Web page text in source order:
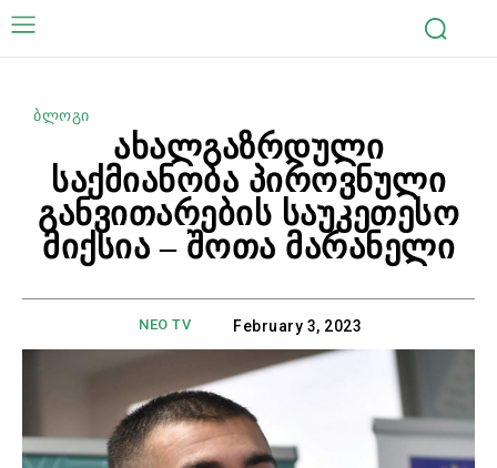
ბლოგი
ახალგაზრდული
საქმიანობა პიროვნული
განვითარების საუკეთესო
მიქსია – შოთა მარანელი
NEO TV February 3, 2023